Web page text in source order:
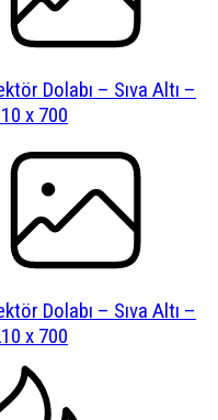
Dolabı – Sıva Altı –
x 700
Dolabı – Sıva Altı –
x 700